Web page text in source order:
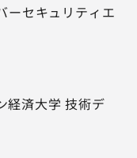
ーセキュリティエ
経済大学 技術デ